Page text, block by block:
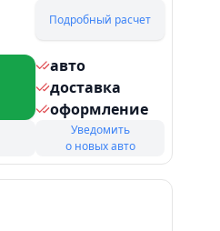
Подробный расчет
авто
доставка
оформление
Уведомить
о новых авто